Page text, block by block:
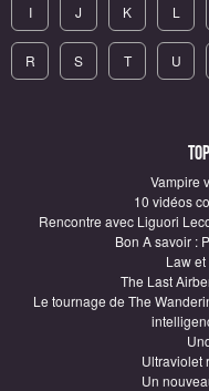
I J K L
R S T U
Vampire
10 vidéos
Rencontre avec Liguori
Bon A savoir :
Law
The Last
Le tournage de The
Ultraviolet
Un